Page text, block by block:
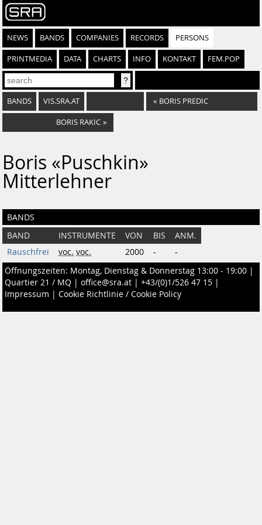
NEWS BANDS COMPANIES RECORDS PERSONS
PRINTMEDIA DATA CHARTS INFO KONTAKT FEM.POP
BANDS VIS.SRA.AT « BORIS PREDIC
BORIS RAKIC »
Boris «Puschkin»
Mitterlehner
BANDS
BAND INSTRUMENTE VON BIS
ANM.
Rauschfrei
voc. voc. 2000 -
-
Öffnungszeiten: Montag, Dienstag & Donnerstag 13:00 - 19:00 |
Quartier 21 / MQ | office@sra.at | +43/(0)1/526 47 15 |
Impressum | Cookie Richtlinie / Cookie Policy